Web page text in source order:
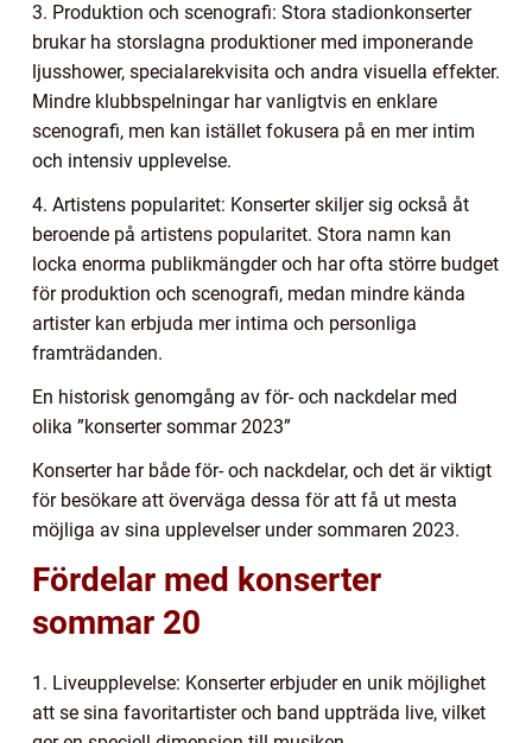
3. Produktion och scenografi: Stora stadionkonserter
brukar ha storslagna produktioner med imponerande
ljusshower, specialarekvisita och andra visuella effekter.
Mindre klubbspelningar har vanligtvis en enklare
scenografi, men kan istället fokusera på en mer intim
och intensiv upplevelse.
4. Artistens popularitet: Konserter skiljer sig också åt
beroende på artistens popularitet. Stora namn kan
locka enorma publikmängder och har ofta större budget
för produktion och scenografi, medan mindre kända
artister kan erbjuda mer intima och personliga
framträdanden.
En historisk genomgång av för- och nackdelar med
olika ”konserter sommar 2023”
Konserter har både för- och nackdelar, och det är viktigt
för besökare att överväga dessa för att få ut mesta
möjliga av sina upplevelser under sommaren 2023.
Fördelar med konserter
sommar 20
1. Liveupplevelse: Konserter erbjuder en unik möjlighet
att se sina favoritartister och band uppträda live, vilket